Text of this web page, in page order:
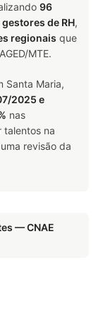
96
gestores de RH,
regionais que
MTE.
Santa Maria,
2025 e
nas
na
revisão da
— CNAE